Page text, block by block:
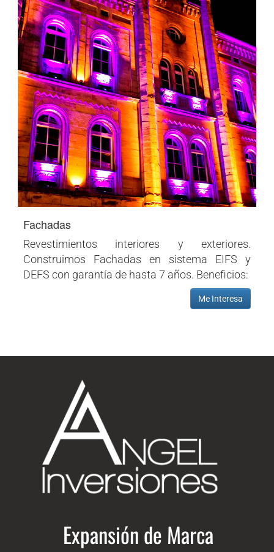
Fachadas
Revestimientos interiores y exteriores.
Construimos Fachadas en sistema EIFS y
DEFS con garantía de hasta 7 años. Beneficios:
Me Interesa
Expansión de Marca